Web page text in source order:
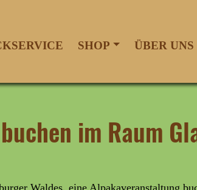
SHOP ÜBER UNS
im Raum
Waldes, eine Alpakaveranstaltung